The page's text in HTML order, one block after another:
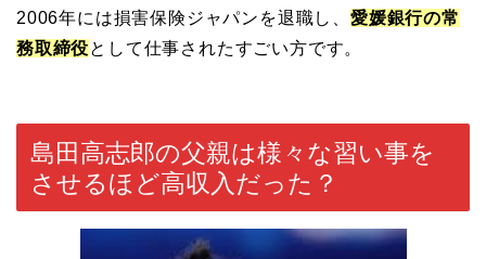
2006年には損害保険ジャパンを退職し、 愛媛銀行の常
務取締役として仕事されたすごい方です。
島田高志郎の父親は様々な習い事を
させるほど高収入だった？